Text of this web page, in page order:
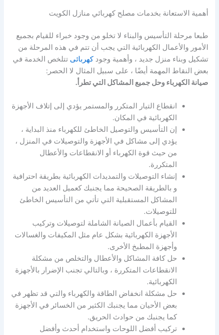
أهمية الاستعانة بخدمات مصلح كهربائي منازل الكويت
طبعا مرحلة التأسيس والبناء لا تخلو من وجود خبراء للقيام بجميع
الأمور والأعمال الكهربائية التي يجب أن تتم في هذه المرحلة من
تشكيل وبناء منزل جديد ، وأهمية وجودكهربائى تتلخص الخدمة في
بعض النقاط المهمة أيضًا ، على سبيل المثال لا الحصر:
صيانة الكهرباء وحل جميع المشاكل التي تطرأ.
انقطاع التيار المتكرر والمستمر يؤدي إلى إتلاف الأجهزة
الكهربائية في المكان.
إن التأسيس والتوصيل الخاطئ للكهرباء منذ البداية ،
يؤدي إلى مشاكل في الأجهزة والتوصيلات في المنزل ،
من حيث قوة الكهرباء أو الانقطاعات والأعطال
المتكررة.
إنشاء التوصيلات والتمديدات الكهربائية بطريقة احترافية
و بالطريقة الصحيحة مما يجنبك كعميل العديد من
المشاكل المستقبلية التي تأتي من التأسيس الخاطئ
للتوصيلات.
القيام بأعمال الصيانة الشاملة لتوصيلات وتركيب
الأجهزة الكهربائية بشكل عام مثل المكيفات والغسالات
وأجهزة المطبخ الأخرى.
حل كافة المشاكل والأعطال والتخلص من مشكلة
الانقطاعات المتكررة ، وبالتالي تجنب الإضرار بالأجهزة
الكهربائية.
حل مشكلة انخفاض الطاقة والكهرباء والتي قد تظهر في
بعض الأحيان مما يجنبك الكثير من الخسائر في الأجهزة
كما يجنبك من حوادث الحريق.
تركيب أفضل اللوحات واستخدام أحدث وأفضل